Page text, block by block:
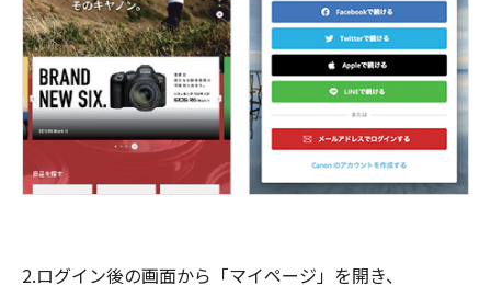
2.ログイン後の画面から「マイページ」を開き、